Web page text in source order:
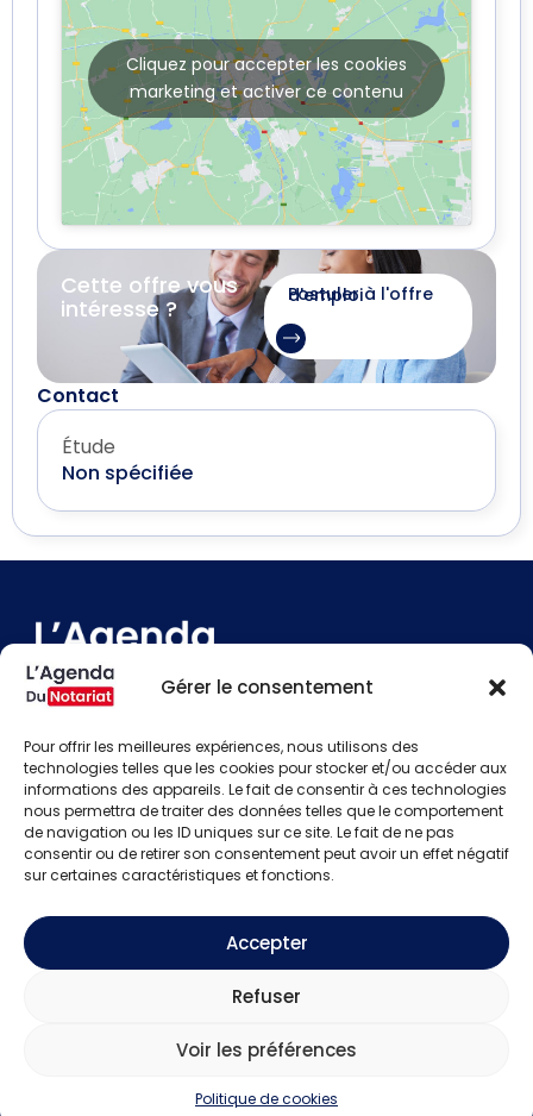
Gérer le consentement
Pour offrir les meilleures expériences, nous utilisons des
technologies telles que les cookies pour stocker et/ou accéder aux
informations des appareils. Le fait de consentir à ces technologies
nous permettra de traiter des données telles que le comportement
de navigation ou les ID uniques sur ce site. Le fait de ne pas
consentir ou de retirer son consentement peut avoir un effet négatif
sur certaines caractéristiques et fonctions.
Accepter
Refuser
Voir les préférences
Politique de cookies
Cliquez pour accepter les cookies
marketing et activer ce contenu
Cette offre vous
intéresse ?
Postuler à l'offre d'emploi
Contact
Étude
Non spécifiée
Devenir annonceur
Contact
Besoin d'aide
Actualités
Évènements
Candidats
S'identifier
L'Agenda Du Notariat.
Politique de confidentialité